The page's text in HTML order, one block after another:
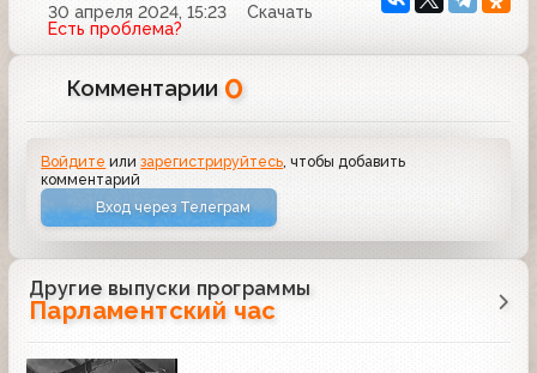
30 апреля 2024, 15:23
Скачать
Есть проблема?
Комментарии 0
Войдите илизарегистрируйтесь , чтобы добавить
комментарий
Вход через Телеграм
Другие выпуски программы
Парламентский час